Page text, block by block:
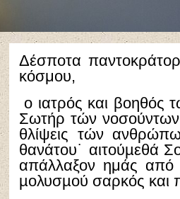
Δέσποτα
κόσμου,
ο ιατρός και βοηθός
Σωτήρ τών
θλίψεις τών
θανάτου˙ αιτούµεθά
απάλλαξον ημάς
µολυσµού σαρκός και